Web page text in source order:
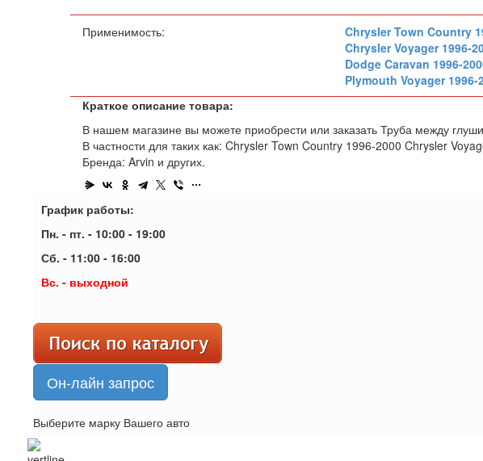
Применимость:
Chrysler Town Country
Chrysler Voyager 1996-
Dodge Caravan 1996-
Plymouth Voyager 1996-
Краткое описание товара:
В нашем магазине вы можете приобрести или заказать Труба между
В частности для таких как: Chrysler Town Country 1996-2000 Chrysler
Бренда: Arvin и других.
График работы:
Пн. - пт. - 10:00 - 19:00
Сб. - 11:00 - 16:00
Вс. - выходной
Он-лайн запрос
Выберите марку Вашего авто